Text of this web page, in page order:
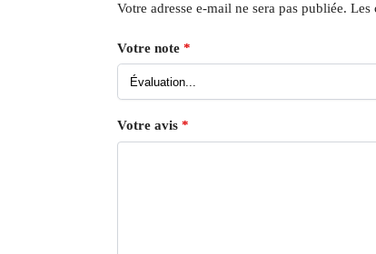
Votre adresse e-mail ne sera pas publiée. Les
Votre note *
Votre avis *